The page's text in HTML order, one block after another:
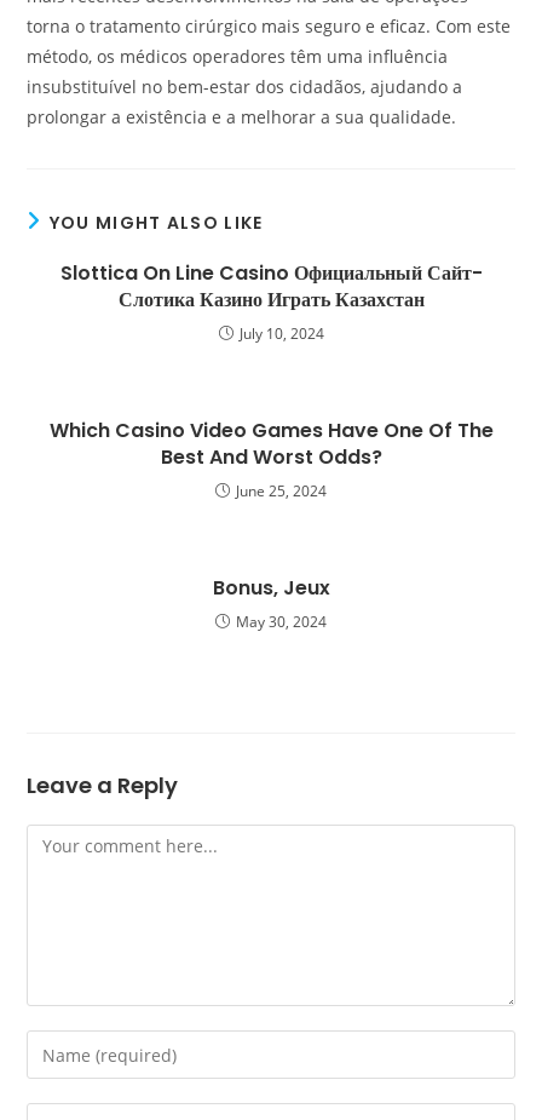
torna o tratamento cirúrgico mais seguro e eficaz. Com este
método, os médicos operadores têm uma influência
insubstituível no bem-estar dos cidadãos, ajudando a
prolongar a existência e a melhorar a sua qualidade.
YOU MIGHT ALSO LIKE
Slottica On Line Casino Официальный Сайт-
Слотика Казино Играть Казахстан
July 10, 2024
Which Casino Video Games Have One Of The
Best And Worst Odds?
June 25, 2024
Bonus, Jeux
May 30, 2024
Leave a Reply